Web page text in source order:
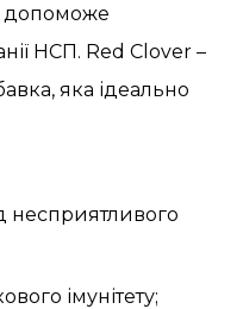
допоможе
НСП. Red Clover –
яка ідеально
несприятливого
імунітету;